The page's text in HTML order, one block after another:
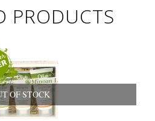
PRODUCTS
OF STOCK